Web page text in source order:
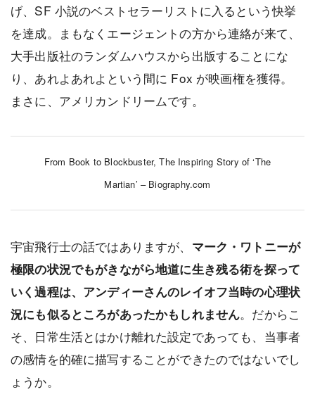
げ、SF 小説のベストセラーリストに入るという快挙
を達成。まもなくエージェントの方から連絡が来て、
大手出版社のランダムハウスから出版することにな
り、あれよあれよという間に Fox が映画権を獲得。
まさに、アメリカンドリームです。
From Book to Blockbuster, The Inspiring Story of ‘The
Martian’ – Biography.com
宇宙飛行士の話ではありますが、 マーク・ワトニーが
極限の状況でもがきながら地道に生き残る術を探って
いく過程は、アンディーさんのレイオフ当時の心理状
況にも似るところがあったかもしれません。だからこ
そ、日常生活とはかけ離れた設定であっても、当事者
の感情を的確に描写することができたのではないでし
ょうか。